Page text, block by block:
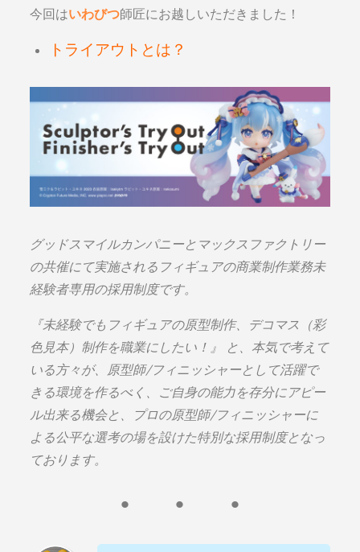
今回はいわびつ師匠にお越しいただきました！
トライアウトとは？
グッドスマイルカンパニーとマックスファクトリー
の共催にて実施されるフィギュアの商業制作業務未
経験者専用の採用制度です。
『未経験でもフィギュアの原型制作、デコマス（彩
色見本）制作を職業にしたい！』 と、本気で考えて
いる方々が、原型師/フィニッシャーとして活躍で
きる環境を作るべく、ご自身の能力を存分にアピー
ル出来る機会と、プロの原型師/フィニッシャーに
よる公平な選考の場を設けた特別な採用制度となっ
ております。